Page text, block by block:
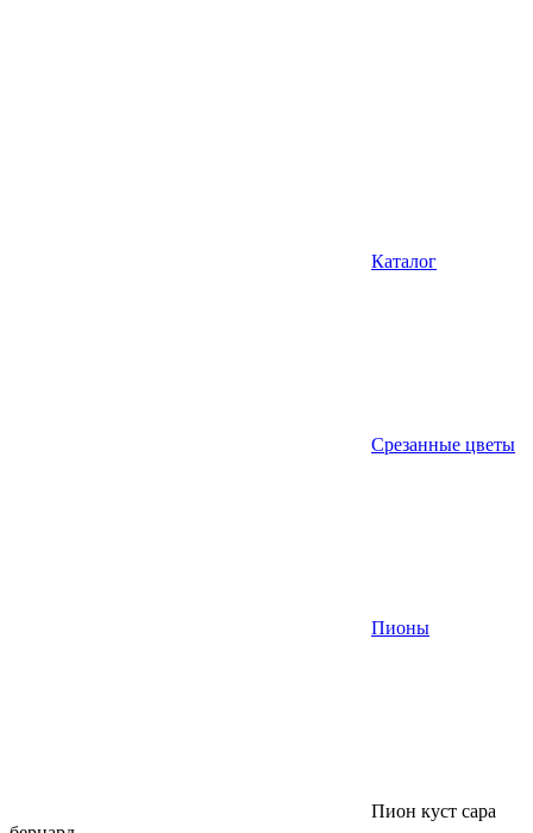
Каталог
Срезанные цветы
Пионы
Пион куст сара